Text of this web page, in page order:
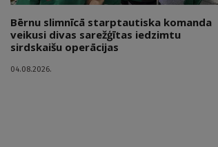
Bērnu slimnīcā starptautiska komanda
veikusi divas sarežģītas iedzimtu
sirdskaišu operācijas
04.08.2026.